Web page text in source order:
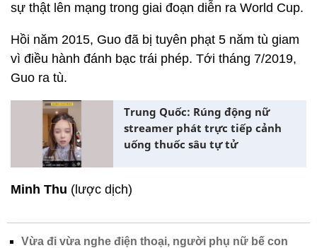
sự thật lên mạng trong giai đoạn diễn ra World Cup.
Hồi năm 2015, Guo đã bị tuyên phạt 5 năm tù giam
vì điều hành đánh bạc trái phép. Tới tháng 7/2019,
Guo ra tù.
Trung Quốc: Rúng động nữ
streamer phát trực tiếp cảnh
uống thuốc sâu tự tử
Minh Thu (lược dịch)
Vừa đi vừa nghe điện thoại, người phụ nữ bế con